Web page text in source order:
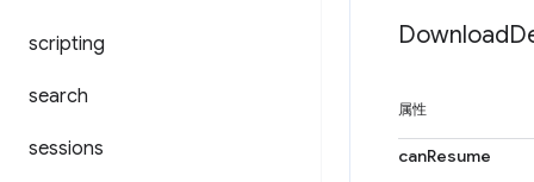
scripting
search
sessions
Download
属性
canResume